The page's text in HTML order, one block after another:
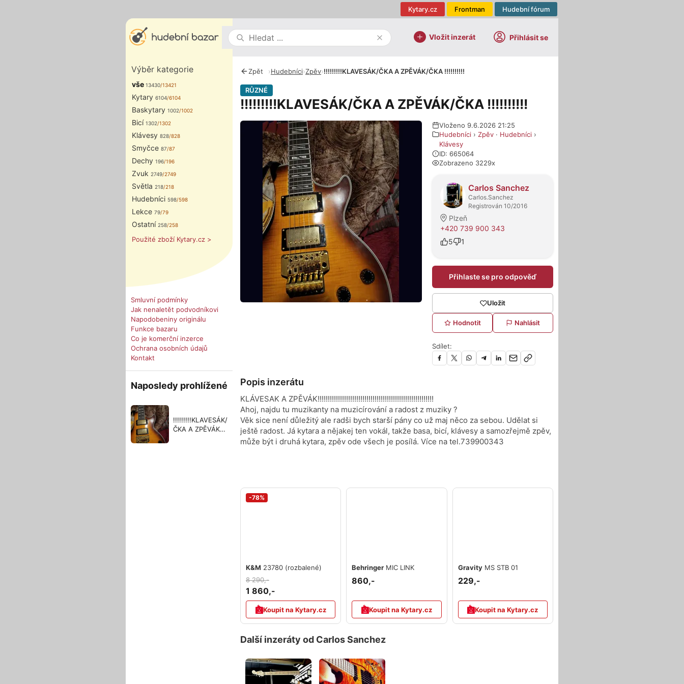
Hudební fórum
Frontman
Kytary.cz
Vložit inzerát Přihlásit se
Výběr kategorie
vše 13430/13421
Kytary 6104/6104
Baskytary 1002/1002
Bicí 1302/1302
Klávesy 828/828
Smyčce 87/87
Dechy 196/196
Zvuk 2749/2749
Světla 218/218
Hudebníci 598/598
Lekce 79/79
Ostatní 258/258
Použité zboží Kytary.cz >
Smluvní podmínky
Jak nenaletět podvodníkovi
Napodobeniny originálu
Funkce bazaru
Co je komerční inzerce
Ochrana osobních údajů
Kontakt
Naposledy prohlížené
!!!!!!!!!KLAVESÁK/
ČKA A ZPĚVÁK/
Zpět ›Hudebníci›Zpěv›!!!!!!!!!KLAVESÁK/ČKA A ZPĚVÁK/ČKA !!!!!!!!!!
RŮZNÉ
!!!!!!!!!KLAVESÁK/ČKA A ZPĚVÁK/ČKA !!!!!!!!!!
Fotografie
Vloženo 9.6.2026 21:25
Hudebníci › Zpěv · Hudebníci ›
Klávesy
ID: 665064
Zobrazeno 3229x
O prodejci
Carlos Sanchez
Carlos.Sanchez
Registrován 10/2016
Plzeň
+420 739 900 343
5
1
Přihlaste se pro odpověď
Uložit
Hodnotit Nahlásit
Sdílet:
Popis inzerátu
KLÁVESAK A ZPĚVÁK!!!!!!!!!!!!!!!!!!!!!!!!!!!!!!!!!!!!!!!!!!!!!!!!!!!!!!!!!
Ahoj, najdu tu muzikanty na muzicírování a radost z muziky ?
Věk sice není důležitý ale radši bych starší pány co už maj něco za sebou. Udělat si
ještě radost. Já kytara a nějakej ten vokál, takže basa, bicí, klávesy a samozřejmě zpěv,
může být i druhá kytara, zpěv ode všech je posílá. Více na tel.739900343
-78%
K&M 23780 (rozbalené)
8 290,-
1 860,-
Koupit na Kytary.cz
Behringer MIC LINK
860,-
Koupit na Kytary.cz
Gravity MS STB 01
229,-
Koupit na Kytary.cz
Další inzeráty od Carlos Sanchez